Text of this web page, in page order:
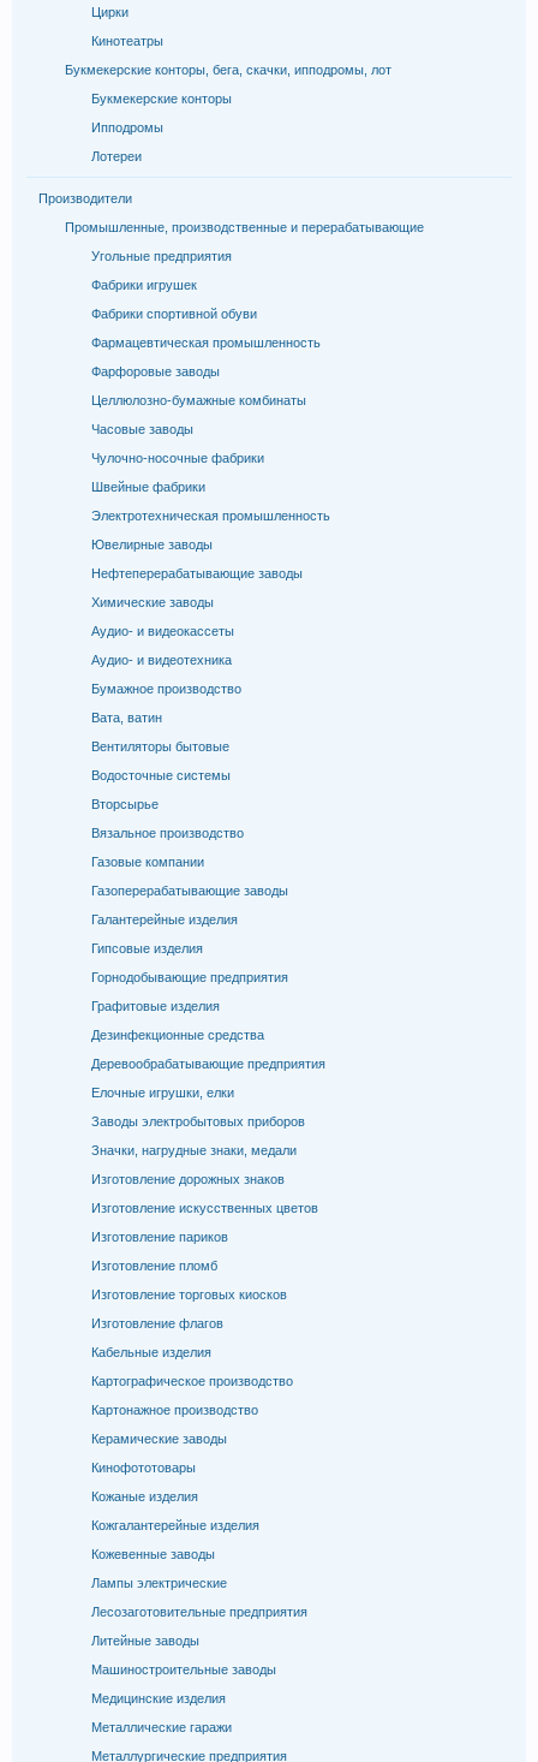
Цирки
Кинотеатры
Букмекерские конторы, бега, скачки, ипподромы, лот
Букмекерские конторы
Ипподромы
Лотереи
Производители
Промышленные, производственные и перерабатывающие
Угольные предприятия
Фабрики игрушек
Фабрики спортивной обуви
Фармацевтическая промышленность
Фарфоровые заводы
Целлюлозно-бумажные комбинаты
Часовые заводы
Чулочно-носочные фабрики
Швейные фабрики
Электротехническая промышленность
Ювелирные заводы
Нефтеперерабатывающие заводы
Химические заводы
Аудио- и видеокассеты
Аудио- и видеотехника
Бумажное производство
Вата, ватин
Вентиляторы бытовые
Водосточные системы
Вторсырье
Вязальное производство
Газовые компании
Газоперерабатывающие заводы
Галантерейные изделия
Гипсовые изделия
Горнодобывающие предприятия
Графитовые изделия
Дезинфекционные средства
Деревообрабатывающие предприятия
Елочные игрушки, елки
Заводы электробытовых приборов
Значки, нагрудные знаки, медали
Изготовление дорожных знаков
Изготовление искусственных цветов
Изготовление париков
Изготовление пломб
Изготовление торговых киосков
Изготовление флагов
Кабельные изделия
Картографическое производство
Картонажное производство
Керамические заводы
Кинофототовары
Кожаные изделия
Кожгалантерейные изделия
Кожевенные заводы
Лампы электрические
Лесозаготовительные предприятия
Литейные заводы
Машиностроительные заводы
Медицинские изделия
Металлические гаражи
Металлургические предприятия